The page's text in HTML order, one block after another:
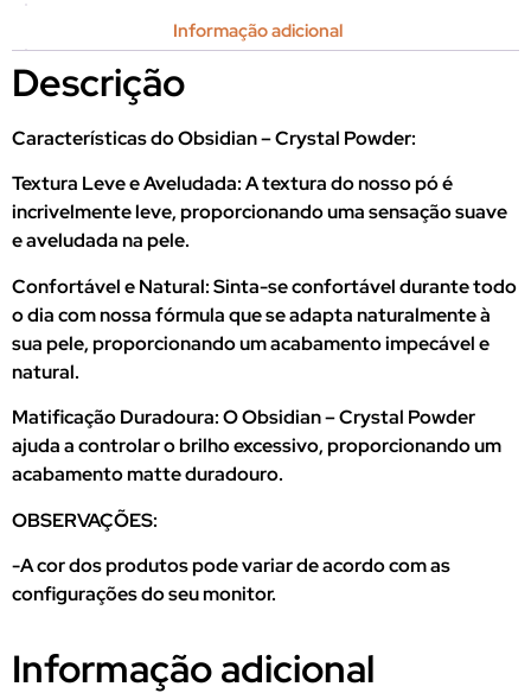
Informação adicional
Descrição
Características do Obsidian – Crystal Powder:
Textura Leve e Aveludada: A textura do nosso pó é
incrivelmente leve, proporcionando uma sensação suave
e aveludada na pele.
Confortável e Natural: Sinta-se confortável durante todo
o dia com nossa fórmula que se adapta naturalmente à
sua pele, proporcionando um acabamento impecável e
natural.
Matificação Duradoura: O Obsidian – Crystal Powder
ajuda a controlar o brilho excessivo, proporcionando um
acabamento matte duradouro.
OBSERVAÇÕES:
-A cor dos produtos pode variar de acordo com as
configurações do seu monitor.
Informação adicional